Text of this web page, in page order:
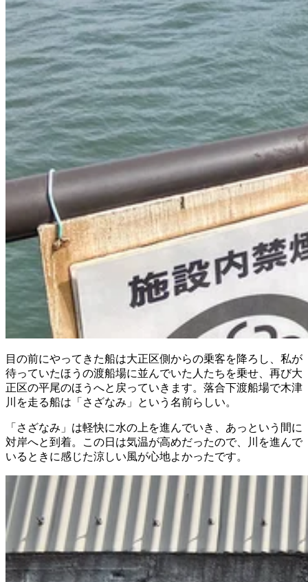
目の前にやってきた船は大正区側からの乗客を降ろし、私が
待っていたほうの渡船場に並んでいた人たちを乗せ、再び大
正区の平尾のほうへと戻っていきます。落合下渡船場で木津
川を走る船は「さざなみ」という名前らしい。
「さざなみ」は軽快に水の上を進んでいき、あっという間に
対岸へと到着。この日は気温が高めだったので、川を進んで
いるときに感じた涼しい風が心地よかったです。